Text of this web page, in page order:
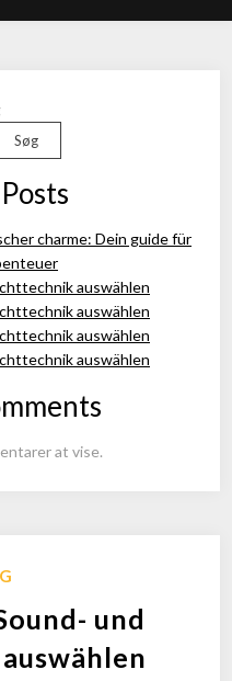
Søg
charme: Dein guide für
auswählen
auswählen
auswählen
auswählen
at vise.
und